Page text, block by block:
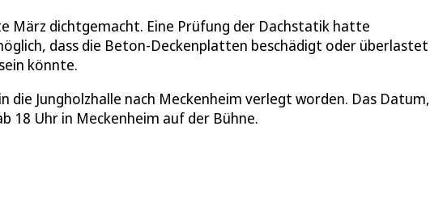
dichtgemacht. Eine Prüfung der Dachstatik hatte
dass die Beton-Deckenplatten beschädigt oder überlastet
könnte.
die Jungholzhalle nach Meckenheim verlegt worden. Das Datum,
18 Uhr in Meckenheim auf der Bühne.